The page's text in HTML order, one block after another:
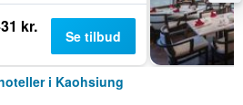
kr. Se tilbud
i Kaohsiung